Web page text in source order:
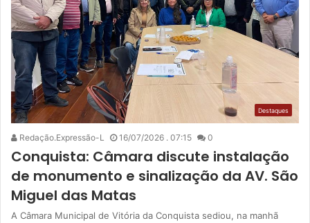
Destaques
Redação.Expressão-L 16/07/2026 . 07:15 0
Conquista: Câmara discute instalação
de monumento e sinalização da AV. São
Miguel das Matas
A Câmara Municipal de Vitória da Conquista sediou, na manhã